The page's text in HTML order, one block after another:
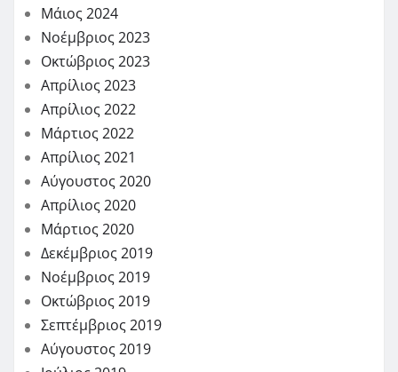
Μάιος 2024
Νοέμβριος 2023
Οκτώβριος 2023
Απρίλιος 2023
Απρίλιος 2022
Μάρτιος 2022
Απρίλιος 2021
Αύγουστος 2020
Απρίλιος 2020
Μάρτιος 2020
Δεκέμβριος 2019
Νοέμβριος 2019
Οκτώβριος 2019
Σεπτέμβριος 2019
Αύγουστος 2019